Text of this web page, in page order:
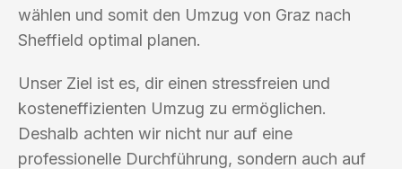
wählen und somit den Umzug von Graz nach
Sheffield optimal planen.
Unser Ziel ist es, dir einen stressfreien und
kosteneffizienten Umzug zu ermöglichen.
Deshalb achten wir nicht nur auf eine
professionelle Durchführung, sondern auch auf